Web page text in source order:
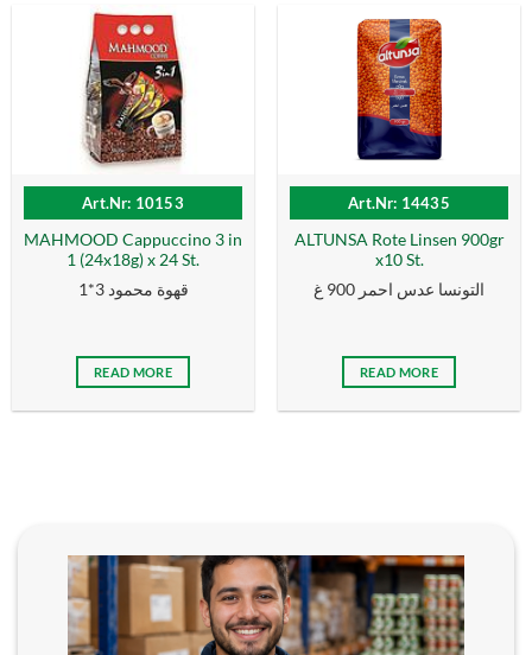
Art.Nr: 10153
MAHMOOD Cappuccino 3 in
1 (24x18g) x 24 St.
قهوة محمود 3*1
READ MORE
Art.Nr: 14435
ALTUNSA Rote Linsen 900gr
x10 St.
التونسا عدس احمر 900 غ
READ MORE